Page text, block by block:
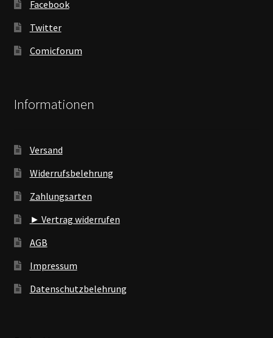
Facebook
Twitter
Comicforum
Informationen
Versand
Widerrufsbelehrung
Zahlungsarten
► Vertrag widerrufen
AGB
Impressum
Datenschutzbelehrung